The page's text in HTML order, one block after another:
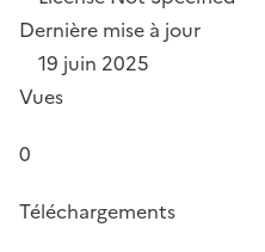
Dernière mise à jour
19 juin 2025
Vues
0
Téléchargements